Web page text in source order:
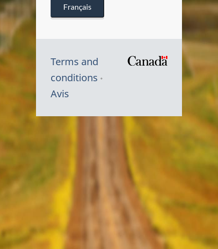
Français
Terms and
conditions
Avis
Symbole
Canada